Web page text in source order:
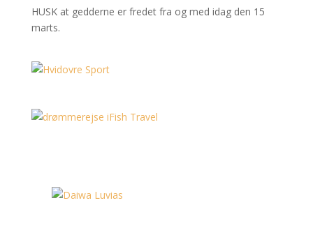
HUSK at gedderne er fredet fra og med idag den 15
marts.